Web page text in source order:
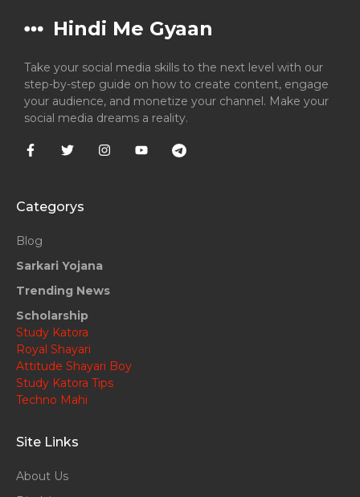
Hindi Me Gyaan
Take your social media skills to the next level with our
step-by-step guide on how to create content, engage
your audience, and monetize your channel. Make your
social media dreams a reality.
Categorys
Blog
Sarkari Yojana
Trending News
Scholarship
Study Katora
Royal Shayari
Attitude Shayari Boy
Study Katora Tips
Techno Mahi
Site Links
About Us